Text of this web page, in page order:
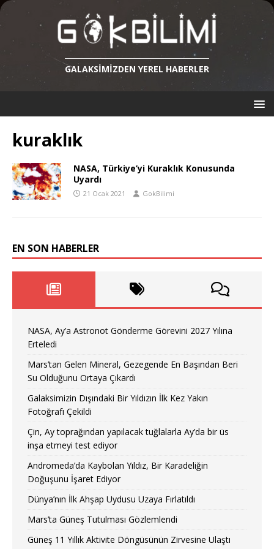
GALAKSIMIZDEN YEREL HABERLER
kuraklık
NASA, Türkiye’yi Kuraklık Konusunda
Uyardı
21 Ocak 2021 GokBilimi
EN SON HABERLER
NASA, Ay’a Astronot Gönderme Görevini 2027 Yılına
Erteledi
Mars’tan Gelen Mineral, Gezegende En Başından Beri
Su Olduğunu Ortaya Çıkardı
Galaksimizin Dışındaki Bir Yıldızın İlk Kez Yakın
Fotoğrafı Çekildi
Çin, Ay toprağından yapılacak tuğlalarla Ay’da bir üs
inşa etmeyi test ediyor
Andromeda’da Kaybolan Yıldız, Bir Karadeliğin
Doğuşunu İşaret Ediyor
Dünya’nın İlk Ahşap Uydusu Uzaya Fırlatıldı
Mars’ta Güneş Tutulması Gözlemlendi
Güneş 11 Yıllık Aktivite Döngüsünün Zirvesine Ulaştı